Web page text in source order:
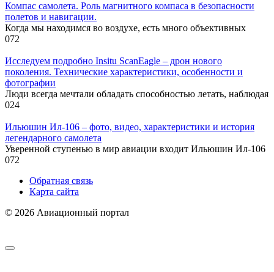
Компас самолета. Роль магнитного компаса в безопасности
полетов и навигации.
Когда мы находимся во воздухе, есть много объективных
072
Исследуем подробно Insitu ScanEagle – дрон нового
поколения. Технические характеристики, особенности и
фотографии
Люди всегда мечтали обладать способностью летать, наблюдая
024
Ильюшин Ил-106 – фото, видео, характеристики и история
легендарного самолета
Уверенной ступенью в мир авиации входит Ильюшин Ил-106
072
Обратная связь
Карта сайта
© 2026 Авиационный портал